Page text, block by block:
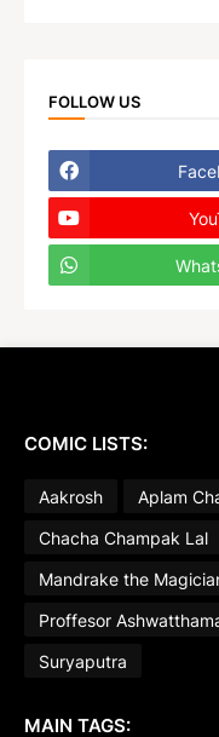
FOLLOW US
COMIC LISTS:
Aakrosh Aplam
Chacha Champak Lal
Mandrake the
Proffesor
Suryaputra
MAIN TAGS: